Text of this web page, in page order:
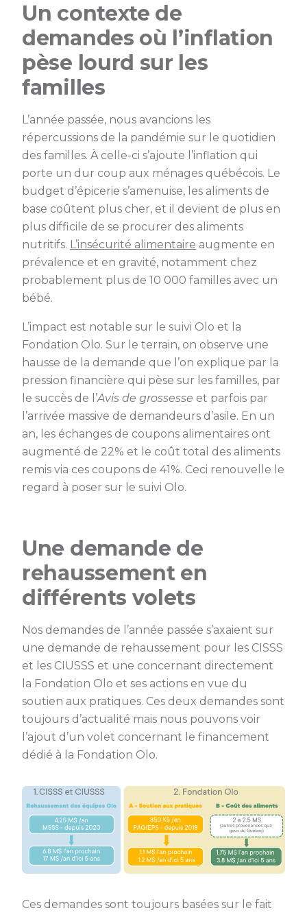
Un contexte de
demandes où l’inflation
pèse lourd sur les
familles
L’année passée, nous avancions les
répercussions de la pandémie sur le quotidien
des familles. À celle-ci s’ajoute l’inflation qui
porte un dur coup aux ménages québécois. Le
budget d’épicerie s’amenuise, les aliments de
base coûtent plus cher, et il devient de plus en
plus difficile de se procurer des aliments
nutritifs. L’insécurité alimentaire augmente en
prévalence et en gravité, notamment chez
probablement plus de 10 000 familles avec un
bébé.
L’impact est notable sur le suivi Olo et la
Fondation Olo. Sur le terrain, on observe une
hausse de la demande que l’on explique par la
pression financière qui pèse sur les familles, par
le succès de l’Avis de grossesse et parfois par
l’arrivée massive de demandeurs d’asile. En un
an, les échanges de coupons alimentaires ont
augmenté de 22% et le coût total des aliments
remis via ces coupons de 41%. Ceci renouvelle le
regard à poser sur le suivi Olo.
Une demande de
rehaussement en
différents volets
Nos demandes de l’année passée s’axaient sur
une demande de rehaussement pour les CISSS
et les CIUSSS et une concernant directement
la Fondation Olo et ses actions en vue du
soutien aux pratiques. Ces deux demandes sont
toujours d’actualité mais nous pouvons voir
l’ajout d’un volet concernant le financement
dédié à la Fondation Olo.
Ces demandes sont toujours basées sur le fait